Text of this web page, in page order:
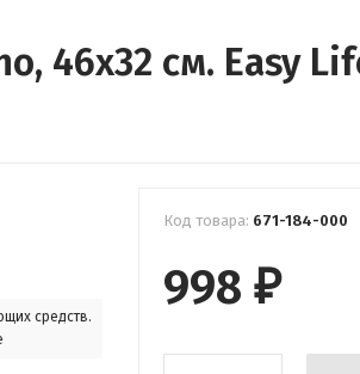
46х32 см. Easy
средств.
Код товара: 671-184-000
998 ₽